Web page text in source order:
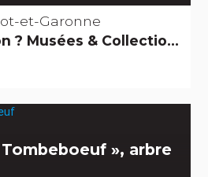
et-Garonne
? Musées & Collections
», arbre